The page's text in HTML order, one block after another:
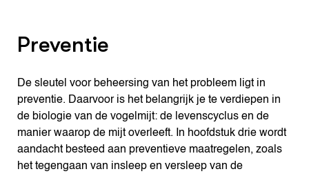
Preventie
De sleutel voor beheersing van het probleem ligt in
preventie. Daarvoor is het belangrijk je te verdiepen in
de biologie van de vogelmijt: de levenscyclus en de
manier waarop de mijt overleeft. In hoofdstuk drie wordt
aandacht besteed aan preventieve maatregelen, zoals
het tegengaan van insleep en versleep van de